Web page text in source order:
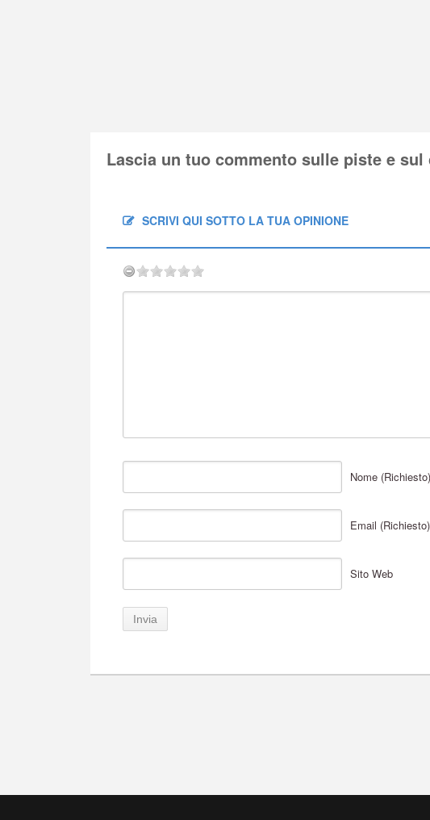
Lascia un tuo commento sulle piste e
SCRIVI QUI SOTTO LA TUA OPINIONE
Nome (Richiesto)
Email (Richiesto)
Sito Web